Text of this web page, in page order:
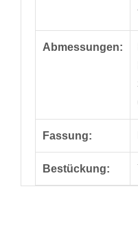
Abmessungen:
Fassung:
Bestückung: